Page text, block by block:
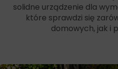
solidne urządzenie dla
które sprawdzi się
domowych, jak i